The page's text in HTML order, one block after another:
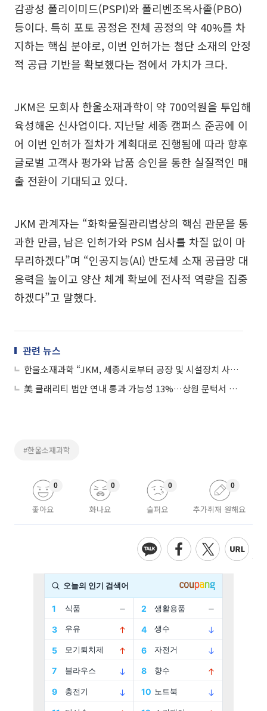
감광성 폴리이미드(PSPI)와 폴리벤조옥사졸(PBO)
등이다. 특히 포토 공정은 전체 공정의 약 40%를 차
지하는 핵심 분야로, 이번 인허가는 첨단 소재의 안정
적 공급 기반을 확보했다는 점에서 가치가 크다.
JKM은 모회사 한울소재과학이 약 700억원을 투입해
육성해온 신사업이다. 지난달 세종 캠퍼스 준공에 이
어 이번 인허가 절차가 계획대로 진행됨에 따라 향후
글로벌 고객사 평가와 납품 승인을 통한 실질적인 매
출 전환이 기대되고 있다.
JKM 관계자는 “화학물질관리법상의 핵심 관문을 통
과한 만큼, 남은 인허가와 PSM 심사를 차질 없이 마
무리하겠다”며 “인공지능(AI) 반도체 소재 공급망 대
응력을 높이고 양산 체계 확보에 전사적 역량을 집중
하겠다”고 말했다.
관련 뉴스
한울소재과학 “JKM, 세종시로부터 공장 및 시설장치 사용 승인”
美 클래리티 법안 연내 통과 가능성 13%…상원 문턱서 제동
#한울소재과학
좋아요
0
화나요
0
슬퍼요
0
추가취재 원해요
0